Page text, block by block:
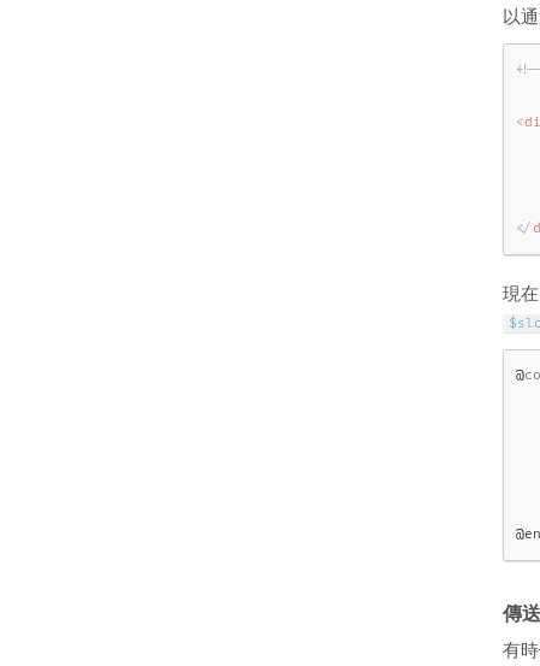
以
<
</
現
@
傳
有